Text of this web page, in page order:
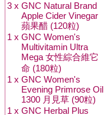
3 x GNC Natural Brand
Apple Cider Vinegar
蘋果醋 (120粒)
1 x GNC Women's
Multivitamin Ultra
Mega 女性綜合維它
命 (180粒)
1 x GNC Women's
Evening Primrose Oil
1300 月見草 (90粒)
1 x GNC Herbal Plus